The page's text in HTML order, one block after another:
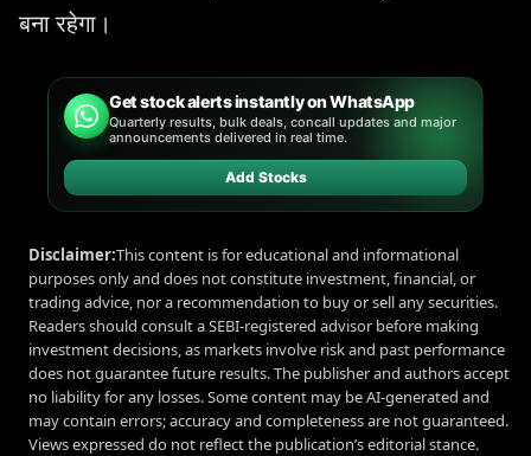
बना रहेगा।
Get stock alerts instantly on WhatsApp
Quarterly results, bulk deals, concall updates and major
announcements delivered in real time.
Add Stocks
Disclaimer:This content is for educational and informational
purposes only and does not constitute investment, financial, or
trading advice, nor a recommendation to buy or sell any securities.
Readers should consult a SEBI-registered advisor before making
investment decisions, as markets involve risk and past performance
does not guarantee future results. The publisher and authors accept
no liability for any losses. Some content may be AI-generated and
may contain errors; accuracy and completeness are not guaranteed.
Views expressed do not reflect the publication’s editorial stance.